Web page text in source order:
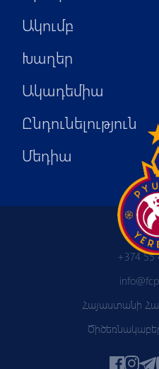
Ակումբ
Խաղեր
Ակադեմիա
Ընդունելություն
Մեդիա
+374 55
Հայաստանի